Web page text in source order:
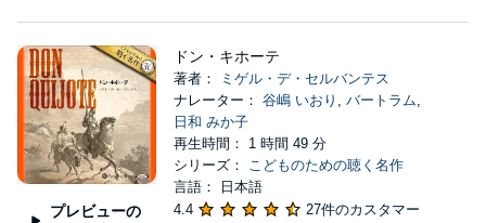
プレビューの
ドン・キホーテ
著者：
ミゲル・デ・セルバンテス
ナレーター： 谷嶋 いおり , バートラム,
日和 みか子
再生時間： 1 時間 49 分
シリーズ： こどものための聴く名作
言語： 日本語
4.4
27件のカスタマー